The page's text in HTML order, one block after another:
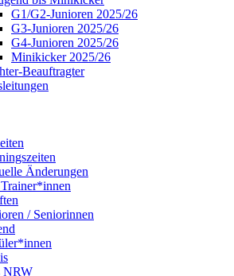
G1/G2-Junioren 2025/26
G3-Junioren 2025/26
G4-Junioren 2025/26
Minikicker 2025/26
Beauftragter
Änderungen
/ Seniorinnen
NRW